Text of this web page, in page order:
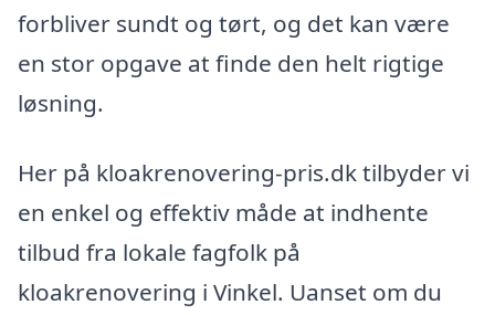
forbliver sundt og tørt, og det kan være
en stor opgave at finde den helt rigtige
løsning.
Her på kloakrenovering-pris.dk tilbyder vi
en enkel og effektiv måde at indhente
tilbud fra lokale fagfolk på
kloakrenovering i Vinkel. Uanset om du